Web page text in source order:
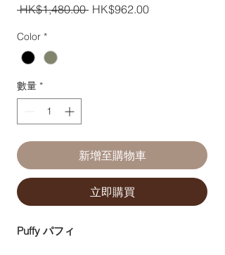
HK$1,480.00 一HK$962.00促
Color *
數量 *
新增至購物車
立即購買
Puffy パフィ